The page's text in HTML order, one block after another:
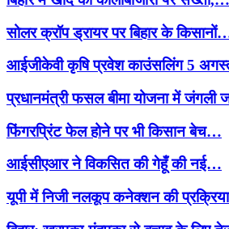
सोलर क्रॉप ड्रायर पर बिहार के
आईजीकेवी कृषि प्रवेश काउंसलिंग 5
प्रधानमंत्री फसल बीमा योजना में जंगली
फिंगरप्रिंट फेल होने पर भी किसान बेच…
आईसीएआर ने विकसित की गेहूँ की नई…
यूपी में निजी नलकूप कनेक्शन की